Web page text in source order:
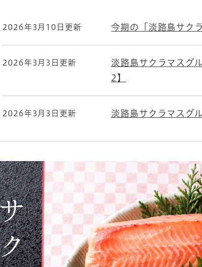
2026年3月10日更新 今期の「淡路島サク
2026年3月3日更新
淡路島サクラマスグ
2】
2026年3月3日更新 淡路島サクラマスグ